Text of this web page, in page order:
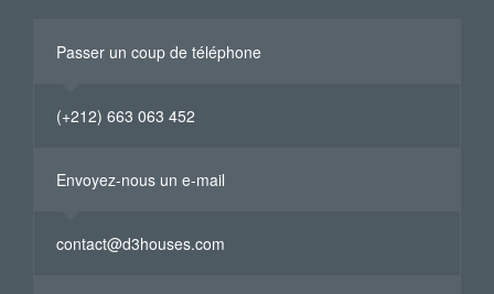
Passer un coup de téléphone
(+212) 663 063 452
Envoyez-nous un e-mail
contact@d3houses.com